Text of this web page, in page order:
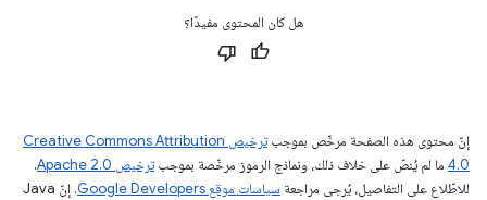
هل كان المحتوى مفيدًا؟
إنّ محتوى هذه الصفحة مرخّص بموجب
ترخيص Creative Commons Attribution
4.0‏ ما لم يُنصّ على خلاف ذلك، ونماذج الرموز مرخّصة بموجبترخيص Apache 2.0‏
.
للاطّلاع على التفاصيل، يُرجى مراجعة سياسات موقع Google Developers‏
. إنّ Java